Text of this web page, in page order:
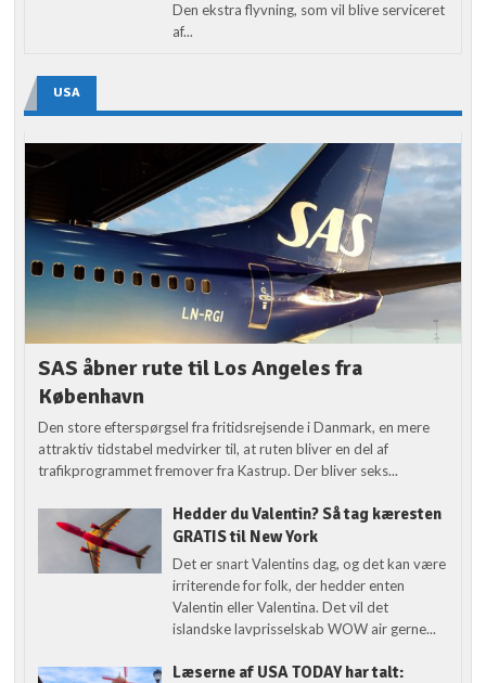
Den ekstra flyvning, som vil blive serviceret
af...
USA
SAS åbner rute til Los Angeles fra
København
Den store efterspørgsel fra fritidsrejsende i Danmark, en mere
attraktiv tidstabel medvirker til, at ruten bliver en del af
trafikprogrammet fremover fra Kastrup. Der bliver seks...
Hedder du Valentin? Så tag kæresten
GRATIS til New York
Det er snart Valentins dag, og det kan være
irriterende for folk, der hedder enten
Valentin eller Valentina. Det vil det
islandske lavprisselskab WOW air gerne...
Læserne af USA TODAY har talt: